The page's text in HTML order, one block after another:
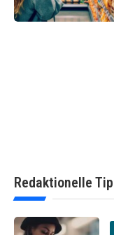
Redaktionelle